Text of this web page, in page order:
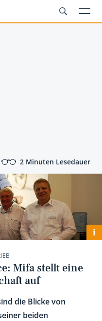
2 Minuten Lesedauer
i
Mifa stellt eine
auf
die Blicke von
beiden